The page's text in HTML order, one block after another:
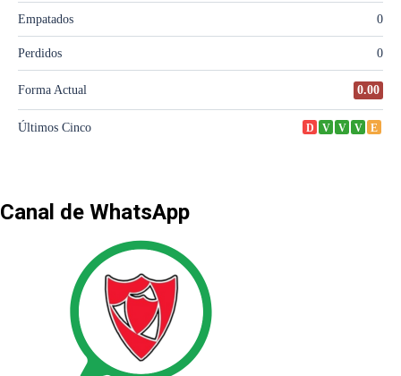
Canal de WhatsApp